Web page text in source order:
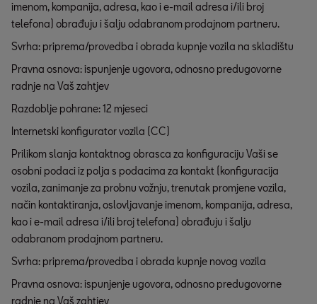
imenom, kompanija, adresa, kao i e-mail adresa i/ili broj
telefona) obrađuju i šalju odabranom prodajnom partneru.
Svrha: priprema/provedba i obrada kupnje vozila na skladištu
Pravna osnova: ispunjenje ugovora, odnosno predugovorne
radnje na Vaš zahtjev
Razdoblje pohrane: 12 mjeseci
Internetski konfigurator vozila (CC)
Prilikom slanja kontaktnog obrasca za konfiguraciju Vaši se
osobni podaci iz polja s podacima za kontakt (konfiguracija
vozila, zanimanje za probnu vožnju, trenutak promjene vozila,
način kontaktiranja, oslovljavanje imenom, kompanija, adresa,
kao i e-mail adresa i/ili broj telefona) obrađuju i šalju
odabranom prodajnom partneru.
Svrha: priprema/provedba i obrada kupnje novog vozila
Pravna osnova: ispunjenje ugovora, odnosno predugovorne
radnje na Vaš zahtjev